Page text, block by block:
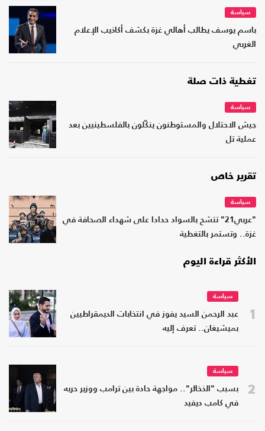
سياسة
باسم يوسف يطالب أهالي غزة بكشف أكاذيب الإعلام
الغربي
تغطية ذات صلة
سياسة
جيش الاحتلال والمستوطنون ينكّلون بالفلسطينيين بعد
عملية تل
تقرير خاص
سياسة
"عربي21" تتشح بالسواد حدادا على شهداء الصحافة في
غزة.. وتستمر بالتغطية
الأكثر قراءة اليوم
1
سياسة
عبد الرحمن السيد يفوز في انتخابات الديمقراطيين
بميشيغان.. تعرف إليه
2
سياسة
بسبب "الذخائر".. مواجهة حادة بين ترامب ووزير حربه
في كامب ديفيد